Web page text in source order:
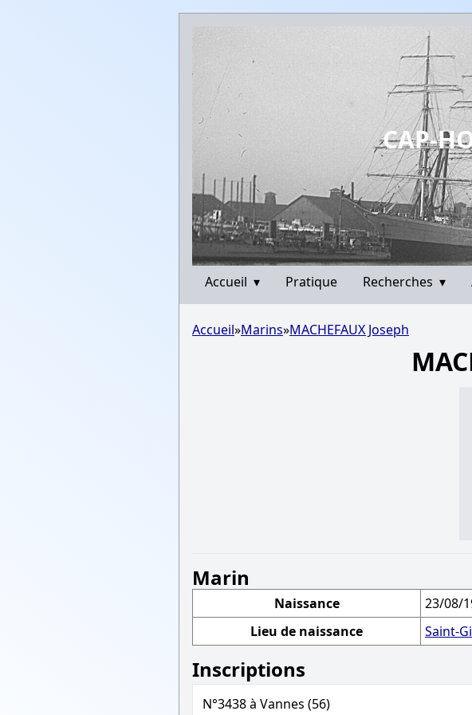
CAP-
Accueil ▾ Pratique Recherches ▾
Accueil»Marins»MACHEFAUX Joseph
Marin
Naissance
23/08/
Lieu de naissance
Saint-
Inscriptions
N°3438 à Vannes (56)